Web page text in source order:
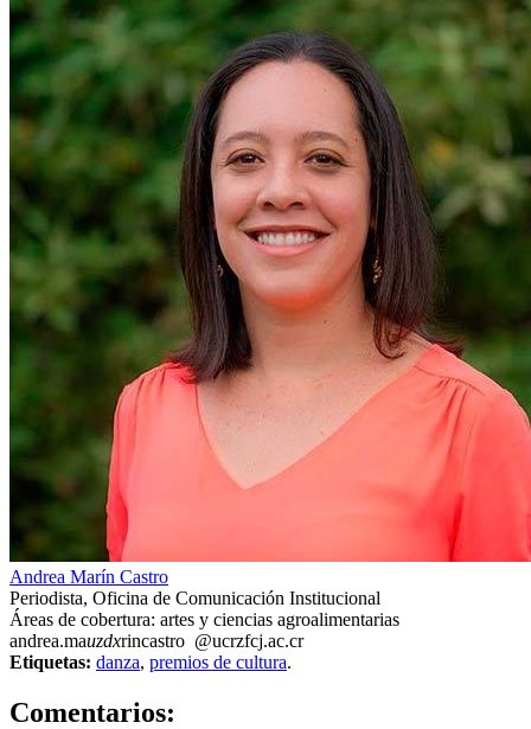
Andrea Marín Castro
Periodista, Oficina de Comunicación Institucional
Áreas de cobertura: artes y ciencias agroalimentarias
andrea.mauzdxrincastro @ucrzfcj.ac.cr
Etiquetas: danza, premios de cultura.
Comentarios: